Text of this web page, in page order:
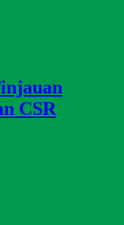
CSR